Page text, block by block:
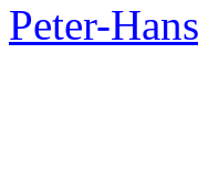
Peter-